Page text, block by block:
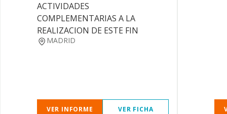
ACTIVIDADES
COMPLEMENTARIAS A LA
REALIZACION DE ESTE FIN
MADRID
VER INFORME VER FICHA